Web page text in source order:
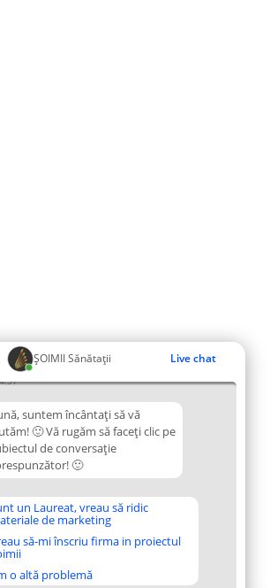
ŞOIMII Sănătații Live chat
suntem încântați să vă
🙂 Vă rugăm să faceți clic pe
de conversație
🙂
un Laureat, vreau să ridic
de marketing
să-mi înscriu firma in proiectul
o altă problemă